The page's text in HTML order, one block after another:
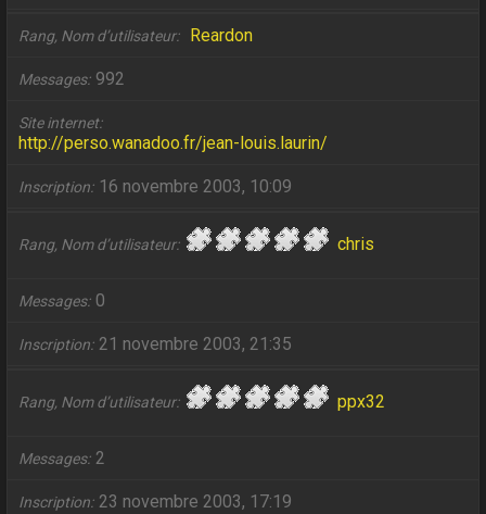
Rang, Nom d’utilisateur Reardon
Messages 992
Site internet
http://perso.wanadoo.fr/jean-louis.laurin/
Inscription 16 novembre 2003, 10:09
Rang, Nom d’utilisateur chris
Messages 0
Inscription 21 novembre 2003, 21:35
Rang, Nom d’utilisateur ppx32
Messages 2
Inscription 23 novembre 2003, 17:19